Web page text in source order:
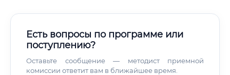
Есть вопросы по программе или
поступлению?
Оставьте сообщение — методист приемной
комиссии ответит вам в ближайшее время.